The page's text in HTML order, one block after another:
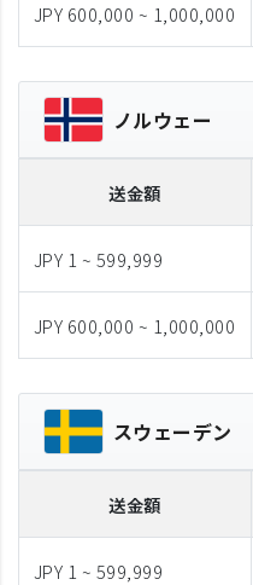
JPY 600,000 ~ 1,000,000
ノルウェー
送金額
JPY 1 ~ 599,999
JPY 600,000 ~ 1,000,000
スウェーデン
送金額
JPY 1 ~ 599,999